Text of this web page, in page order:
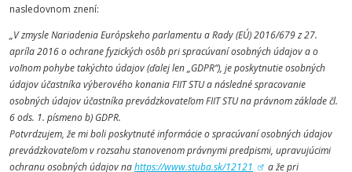
nasledovnom znení:
„V zmysle Nariadenia Európskeho parlamentu a Rady (EÚ) 2016/679 z 27.
apríla 2016 o ochrane fyzických osôb pri spracúvaní osobných údajov a o
voľnom pohybe takýchto údajov (ďalej len „GDPR“), je poskytnutie osobných
údajov účastníka výberového konania FIIT STU a následné spracovanie
osobných údajov účastníka prevádzkovateľom FIIT STU na právnom základe čl.
6 ods. 1. písmeno b) GDPR.
Potvrdzujem, že mi boli poskytnuté informácie o spracúvaní osobných údajov
prevádzkovateľom v rozsahu stanovenom právnymi predpismi, upravujúcimi
ochranu osobných údajov nahttps://www.stuba.sk/12121
a že pri